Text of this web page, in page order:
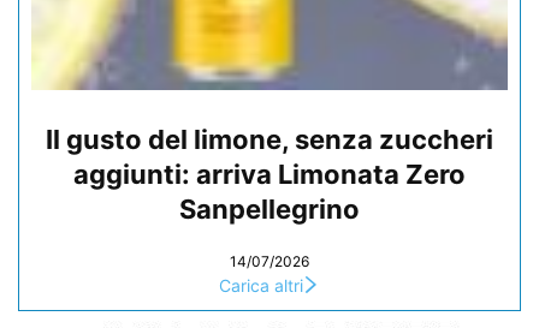
Il gusto del limone, senza zuccheri
aggiunti: arriva Limonata Zero
Sanpellegrino
14/07/2026
Carica altri